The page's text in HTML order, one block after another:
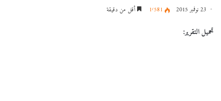
23 نوفمبر 2015 1٬581 أقل من دقيقة
تحميل التقرير: